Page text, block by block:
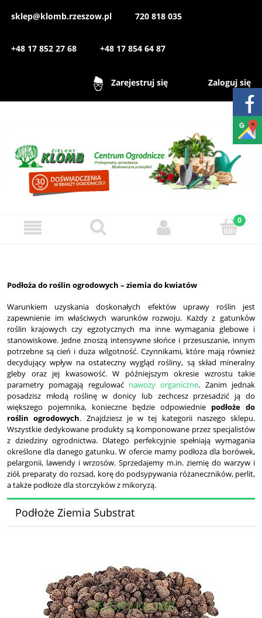
sklep@klomb.rzeszow.pl 720 818 035
+48 17 852 27 68 +48 17 854 64 87
Zarejestruj się Zaloguj się
Podłoża do roślin ogrodowych – ziemia do kwiatów
Warunkiem uzyskania doskonałych efektów uprawy roślin jest
zapewnienie im właściwych warunków rozwoju. Każdy z gatunków
roślin krajowych czy egzotycznych ma inne wymagania glebowe i
stanowiskowe. Jedne znoszą intensywne słońce i przesuszanie, innym
potrzebne są cień i duża wilgotność. Czynnikami, które mają również
decydujący wpływ na ostateczny wygląd rośliny, są skład mineralny
gleby oraz jej kwasowość. W późniejszym okresie wzrostu takie
parametry pomagają regulować nawozy organiczne. Zanim jednak
posadzisz młodą roślinę w donicy lub zechcesz przesadzić ją do
większego pojemnika, konieczne będzie odpowiednie podłoże do
roślin ogrodowych. Znajdziesz je w tej kategorii naszego sklepu.
Wszystkie dedykowane produkty są komponowane przez specjalistów
z dziedziny ogrodnictwa. Dlatego perfekcyjnie spełniają wymagania
określone dla danego gatunku. W ofercie mamy podłoża dla borówek,
pelargonii, lawendy i wrzosów. Sprzedajemy m.in. ziemię do warzyw i
ziół, preparaty do rozsad, korę do podsypywania różaneczników, perlit,
a także podłoże dla storczyków z mikoryzą.
Podłoże Ziemia Substrat